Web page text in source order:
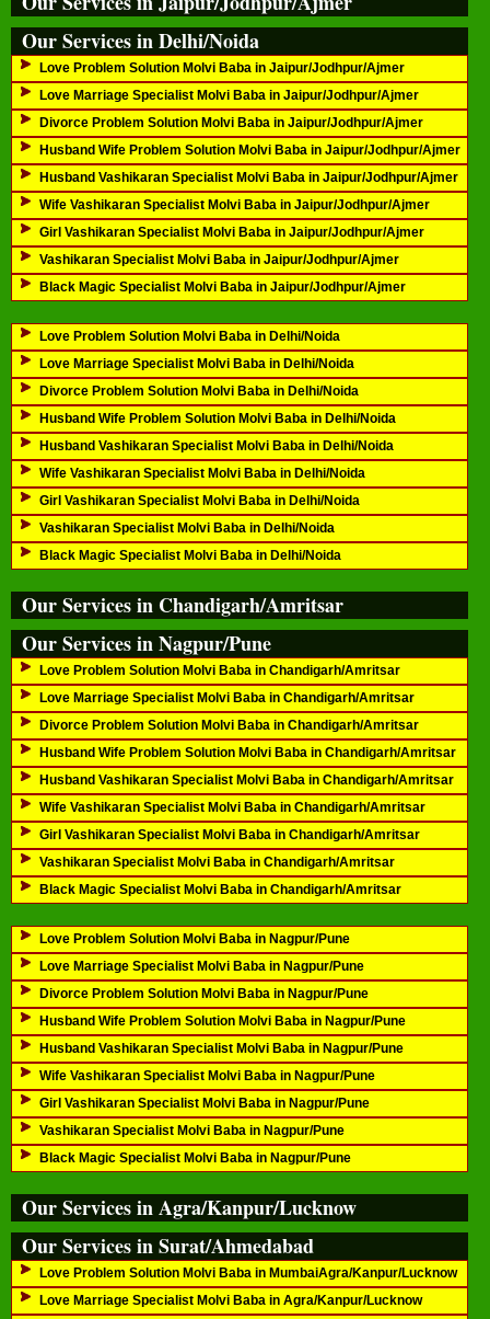
Our Services in Delhi/Noida
Love Problem Solution Molvi Baba in Jaipur/Jodhpur/Ajmer
Love Marriage Specialist Molvi Baba in Jaipur/Jodhpur/Ajmer
Divorce Problem Solution Molvi Baba in Jaipur/Jodhpur/Ajmer
Husband Wife Problem Solution Molvi Baba in Jaipur/Jodhpur/Ajmer
Husband Vashikaran Specialist Molvi Baba in Jaipur/Jodhpur/Ajmer
Wife Vashikaran Specialist Molvi Baba in Jaipur/Jodhpur/Ajmer
Girl Vashikaran Specialist Molvi Baba in Jaipur/Jodhpur/Ajmer
Vashikaran Specialist Molvi Baba in Jaipur/Jodhpur/Ajmer
Black Magic Specialist Molvi Baba in Jaipur/Jodhpur/Ajmer
Love Problem Solution Molvi Baba in Delhi/Noida
Love Marriage Specialist Molvi Baba in Delhi/Noida
Divorce Problem Solution Molvi Baba in Delhi/Noida
Husband Wife Problem Solution Molvi Baba in Delhi/Noida
Husband Vashikaran Specialist Molvi Baba in Delhi/Noida
Wife Vashikaran Specialist Molvi Baba in Delhi/Noida
Girl Vashikaran Specialist Molvi Baba in Delhi/Noida
Vashikaran Specialist Molvi Baba in Delhi/Noida
Black Magic Specialist Molvi Baba in Delhi/Noida
Our Services in Chandigarh/Amritsar
Our Services in Nagpur/Pune
Love Problem Solution Molvi Baba in Chandigarh/Amritsar
Love Marriage Specialist Molvi Baba in Chandigarh/Amritsar
Divorce Problem Solution Molvi Baba in Chandigarh/Amritsar
Husband Wife Problem Solution Molvi Baba in Chandigarh/Amritsar
Husband Vashikaran Specialist Molvi Baba in Chandigarh/Amritsar
Wife Vashikaran Specialist Molvi Baba in Chandigarh/Amritsar
Girl Vashikaran Specialist Molvi Baba in Chandigarh/Amritsar
Vashikaran Specialist Molvi Baba in Chandigarh/Amritsar
Black Magic Specialist Molvi Baba in Chandigarh/Amritsar
Love Problem Solution Molvi Baba in Nagpur/Pune
Love Marriage Specialist Molvi Baba in Nagpur/Pune
Divorce Problem Solution Molvi Baba in Nagpur/Pune
Husband Wife Problem Solution Molvi Baba in Nagpur/Pune
Husband Vashikaran Specialist Molvi Baba in Nagpur/Pune
Wife Vashikaran Specialist Molvi Baba in Nagpur/Pune
Girl Vashikaran Specialist Molvi Baba in Nagpur/Pune
Vashikaran Specialist Molvi Baba in Nagpur/Pune
Black Magic Specialist Molvi Baba in Nagpur/Pune
Our Services in Agra/Kanpur/Lucknow
Our Services in Surat/Ahmedabad
Love Problem Solution Molvi Baba in MumbaiAgra/Kanpur/Lucknow
Love Marriage Specialist Molvi Baba in Agra/Kanpur/Lucknow